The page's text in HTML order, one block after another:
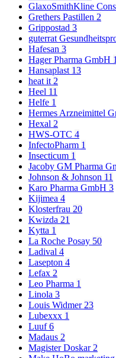
GlaxoSmithKline
Grethers Pastillen 2
Grippostad 3
guterrat
Hafesan 3
Hager Pharma GmbH 1
Hansaplast 13
heat it 2
Heel 11
Helfe 1
Hermes Arzneimittel
Hexal 2
HWS-OTC 4
InfectoPharm 1
Insecticum 1
Jacoby GM Pharma
Johnson & Johnson 11
Karo Pharma GmbH 3
Kijimea 4
Klosterfrau 20
Kwizda 21
Kytta 1
La Roche Posay 50
Ladival 4
Lasepton 4
Lefax 2
Leo Pharma 1
Linola 3
Louis Widmer 23
Lubexxx 1
Luuf6
Madaus 2
Magister Doskar 2